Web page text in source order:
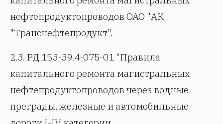
нефтепродуктопроводов ОАО "АК
"Транснефтепродукт".
2.3. РД 153-39.4-075-01 "Правила
капитального ремонта магистральных
нефтепродуктопроводов через водные
преграды, железные и автомобильные